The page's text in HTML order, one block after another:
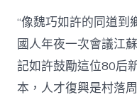
“像魏巧如許的同道到
國人年夜一次會議江
記如許鼓勵這位80后
本，人才復興是村落